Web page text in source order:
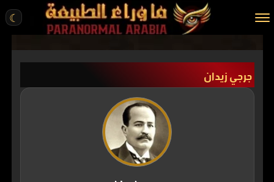
☾
الرئيسية
مقالات
جرجي زيدان